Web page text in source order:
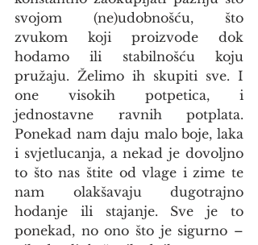
svojom (ne)udobnošću, što
zvukom koji proizvode dok
hodamo ili stabilnošću koju
pružaju. Želimo ih skupiti sve. I
one visokih potpetica, i
jednostavne ravnih potplata.
Ponekad nam daju malo boje, laka
i svjetlucanja, a nekad je dovoljno
to što nas štite od vlage i zime te
nam olakšavaju dugotrajno
hodanje ili stajanje. Sve je to
ponekad, no ono što je sigurno –